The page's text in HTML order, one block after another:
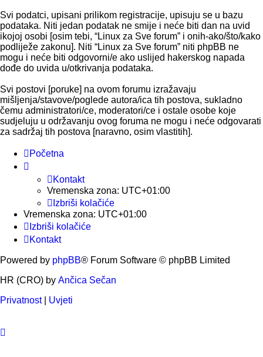
Svi podatci, upisani prilikom registracije, upisuju se u bazu
podataka. Niti jedan podatak ne smije i neće biti dan na uvid
ikojoj osobi [osim tebi, “Linux za Sve forum” i onih-ako/što/kako
podliježe zakonu]. Niti “Linux za Sve forum” niti phpBB ne
mogu i neće biti odgovorni/e ako uslijed hakerskog napada
dođe do uvida u/otkrivanja podataka.
Svi postovi [poruke] na ovom forumu izražavaju
mišljenja/stavove/poglede autora/ica tih postova, sukladno
čemu administratori/ce, moderatori/ce i ostale osobe koje
sudjeluju u održavanju ovog foruma ne mogu i neće odgovarati
za sadržaj tih postova [naravno, osim vlastitih].
Početna
Kontakt
Vremenska zona: UTC+01:00
Izbriši kolačiće
Vremenska zona: UTC+01:00
Izbriši kolačiće
Kontakt
Powered by phpBB® Forum Software © phpBB Limited
HR (CRO) by Ančica Sečan
Privatnost| Uvjeti